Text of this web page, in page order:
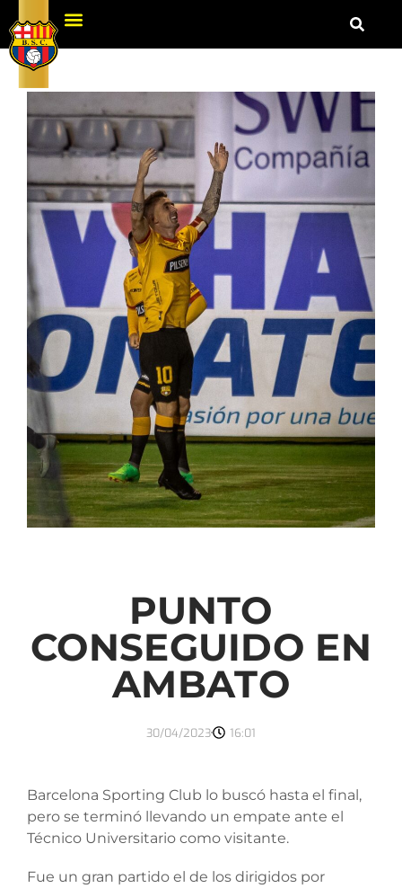
PUNTO
CONSEGUIDO EN
AMBATO
30/04/2023 16:01
Barcelona Sporting Club lo buscó hasta el final,
pero se terminó llevando un empate ante el
Técnico Universitario como visitante.
Fue un gran partido el de los dirigidos por